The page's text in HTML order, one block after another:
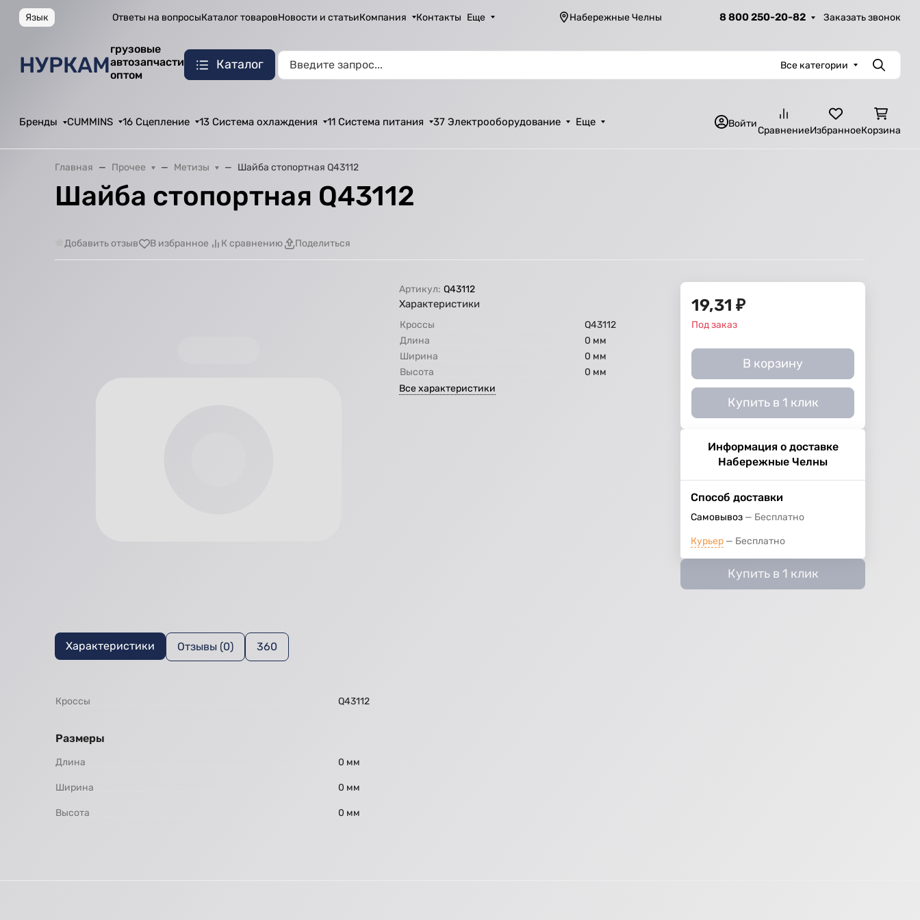
Язык Ответы на вопросыКаталог товаровНовости и статьиКомпания Контакты Еще Набережные Челны 8 800 250-20-82 Заказать звонок
НУРКАМ
грузовые
автозапчасти
оптом
Каталог Все категории Поиск
Бренды CUMMINS 16 Сцепление 13 Система охлаждения 11 Система питания 37 Электрооборудование Еще Войти
СравнениеИзбранноеКорзина
Главная Прочее Метизы Шайба стопортная Q43112
Шайба стопортная Q43112
Добавить отзыв В избранное К сравнению Поделиться
Артикул: Q43112
Характеристики
Кроссы
Q43112
Длина
0 мм
Ширина
0 мм
Высота
0 мм
Все характеристики
19,31 ₽
Под заказ
В корзину
Купить в 1 клик
Информация о доставке
Набережные Челны
Способ доставки
Самовывоз Бесплатно
Курьер Бесплатно
Купить в 1 клик
Характеристики Отзывы (0) 360
Кроссы Q43112
Размеры
Длина 0 мм
Ширина 0 мм
Высота 0 мм